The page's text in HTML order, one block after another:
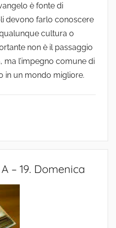
è fonte di
devono farlo conoscere
cultura o
non è il passaggio
ma l’impegno comune di
in un mondo migliore.
– 19. Domenica